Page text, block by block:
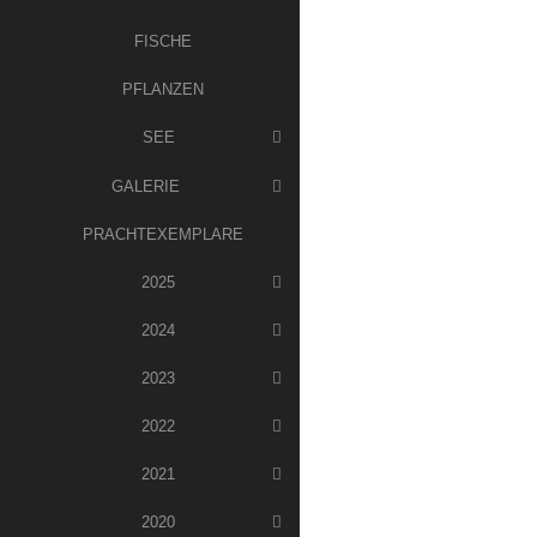
FISCHE
PFLANZEN
SEE
GALERIE
PRACHTEXEMPLARE
2025
2024
2023
2022
2021
2020